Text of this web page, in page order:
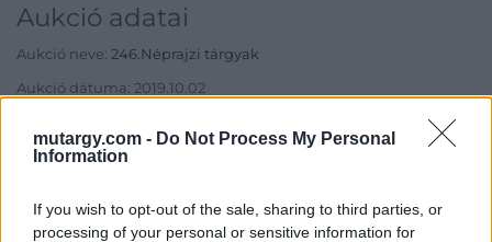
mutargy.com - Do Not Process My Personal
Information
If you wish to opt-out of the sale, sharing to third parties, or
processing of your personal or sensitive information for
Aukció adatai
Aukció neve: 246.Néprajzi tárgyak
Aukció dátuma: 2019.10.02
Aukció helye: Budapest, Balaton utca 8.